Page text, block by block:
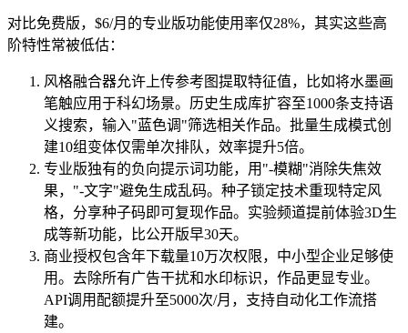
对比免费版，$6/月的专业版功能使用率仅28%，其实这些高
阶特性常被低估：
风格融合器允许上传参考图提取特征值，比如将水墨画
笔触应用于科幻场景。历史生成库扩容至1000条支持语
义搜索，输入"蓝色调"筛选相关作品。批量生成模式创
建10组变体仅需单次排队，效率提升5倍。
专业版独有的负向提示词功能，用"-模糊"消除失焦效
果，"-文字"避免生成乱码。种子锁定技术重现特定风
格，分享种子码即可复现作品。实验频道提前体验3D生
成等新功能，比公开版早30天。
商业授权包含年下载量10万次权限，中小型企业足够使
用。去除所有广告干扰和水印标识，作品更显专业。
API调用配额提升至5000次/月，支持自动化工作流搭
建。